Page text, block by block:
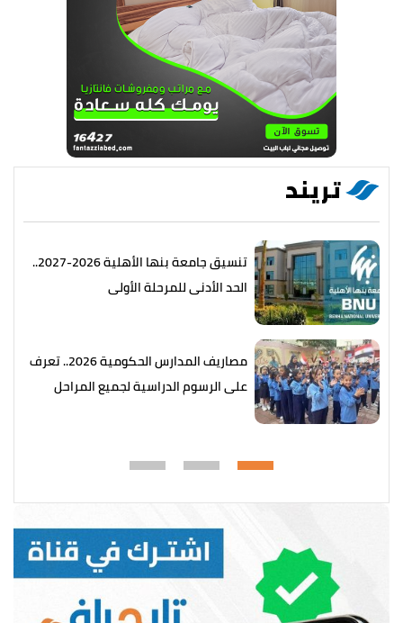
تريند
تنسيق جامعة بنها الأهلية 2026-2027..
الحد الأدنى للمرحلة الأولى
مصاريف المدارس الحكومية 2026.. تعرف
على الرسوم الدراسية لجميع المراحل